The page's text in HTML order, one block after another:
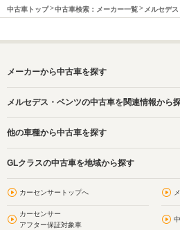
中古車トップ 中古車検索：メーカー一覧 メルセデ
メーカーから中古車を探す
メルセデス・ベンツの中古車を関連情報から
他の車種から中古車を探す
GLクラスの中古車を地域から探す
カーセンサートップへ
カーセンサー
アフター保証対象車